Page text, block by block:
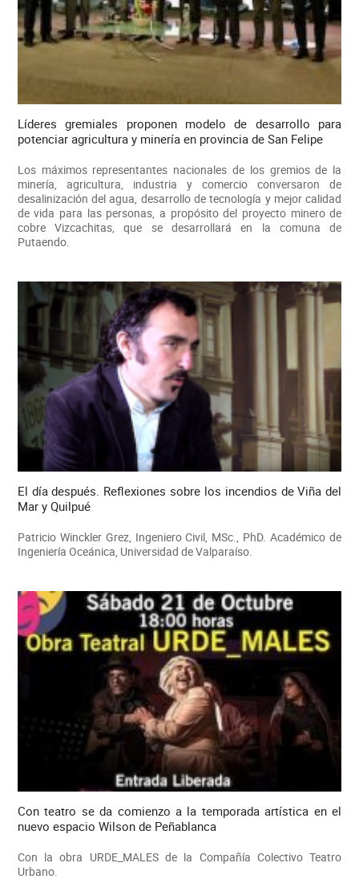
Líderes gremiales proponen modelo de desarrollo para
potenciar agricultura y minería en provincia de San Felipe
Los máximos representantes nacionales de los gremios de la
minería, agricultura, industria y comercio conversaron de
desalinización del agua, desarrollo de tecnología y mejor calidad
de vida para las personas, a propósito del proyecto minero de
cobre Vizcachitas, que se desarrollará en la comuna de
Putaendo.
El día después. Reflexiones sobre los incendios de Viña del
Mar y Quilpué
Patricio Winckler Grez, Ingeniero Civil, MSc., PhD. Académico de
Ingeniería Oceánica, Universidad de Valparaíso.
Con teatro se da comienzo a la temporada artística en el
nuevo espacio Wilson de Peñablanca
Con la obra URDE_MALES de la Compañía Colectivo Teatro
Urbano.